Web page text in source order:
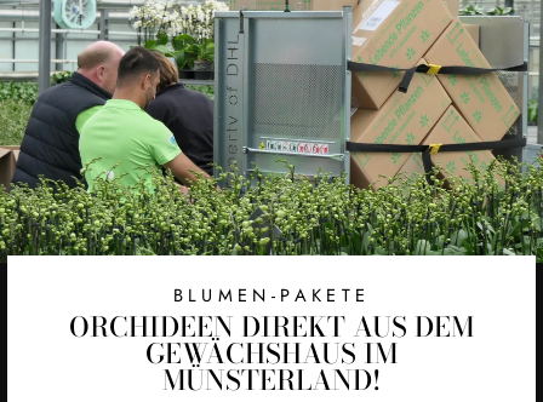
BLUMEN-PAKETE
ORCHIDEEN DIREKT AUS DEM
GEWÄCHSHAUS IM
MÜNSTERLAND!